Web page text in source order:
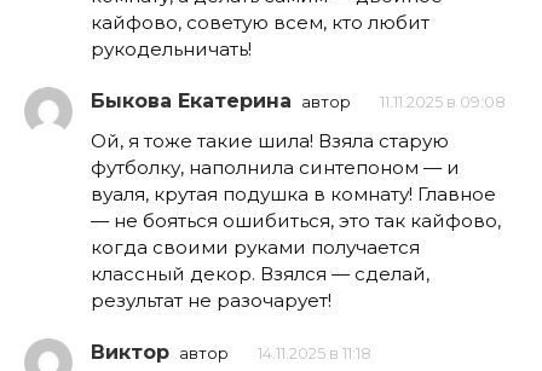
кайфово, советую всем, кто любит
рукодельничать!
Быкова Екатерина автор 11.11.2025 в 09:08
Ой, я тоже такие шила! Взяла старую
футболку, наполнила синтепоном — и
вуаля, крутая подушка в комнату! Главное
— не бояться ошибиться, это так кайфово,
когда своими руками получается
классный декор. Взялся — сделай,
результат не разочарует!
Виктор автор 14.11.2025 в 11:18